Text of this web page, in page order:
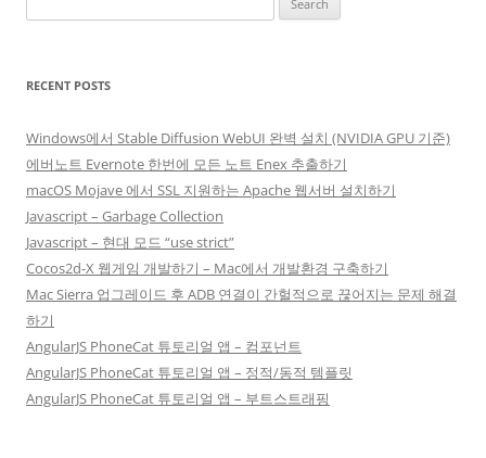
for:
RECENT POSTS
Windows에서 Stable Diffusion WebUI 완벽 설치 (NVIDIA GPU 기준)
에버노트 Evernote 한번에 모든 노트 Enex 추출하기
macOS Mojave 에서 SSL 지원하는 Apache 웹서버 설치하기
Javascript – Garbage Collection
Javascript – 현대 모드 “use strict”
Cocos2d-X 웹게임 개발하기 – Mac에서 개발환경 구축하기
Mac Sierra 업그레이드 후 ADB 연결이 간헐적으로 끊어지는 문제 해결
하기
AngularJS PhoneCat 튜토리얼 앱 – 컴포넌트
AngularJS PhoneCat 튜토리얼 앱 – 정적/동적 템플릿
AngularJS PhoneCat 튜토리얼 앱 – 부트스트래핑